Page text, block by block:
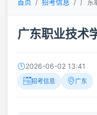
广东职业技术
2026-06-02 13:41
招考信息 广东